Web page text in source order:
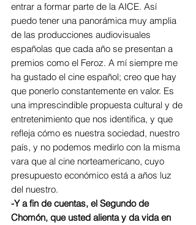
entrar a formar parte de la AICE. Así
puedo tener una panorámica muy amplia
de las producciones audiovisuales
españolas que cada año se presentan a
premios como el Feroz. A mí siempre me
ha gustado el cine español; creo que hay
que ponerlo constantemente en valor. Es
una imprescindible propuesta cultural y de
entretenimiento que nos identifica, y que
refleja cómo es nuestra sociedad, nuestro
país, y no podemos medirlo con la misma
vara que al cine norteamericano, cuyo
presupuesto económico está a años luz
del nuestro.
-Y a fin de cuentas, el Segundo de
Chomón, que usted alienta y da vida en